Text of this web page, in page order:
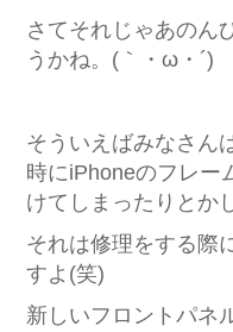
さてそれじゃあのん
うかね。(｀・ω・´)
そういえばみなさん
時にiPhoneのフレー
けてしまったりとか
それは修理をする際
すよ(笑)
新しいフロントパネ